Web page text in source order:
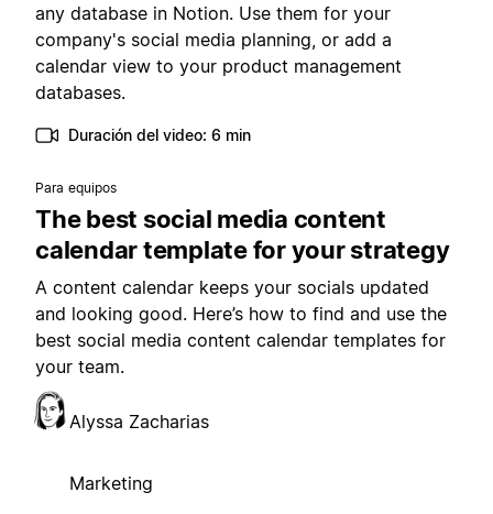
any database in Notion. Use them for your
company's social media planning, or add a
calendar view to your product management
databases.
Duración del video: 6 min
Para equipos
The best social media content
calendar template for your strategy
A content calendar keeps your socials updated
and looking good. Here’s how to find and use the
best social media content calendar templates for
your team.
Alyssa Zacharias
Marketing